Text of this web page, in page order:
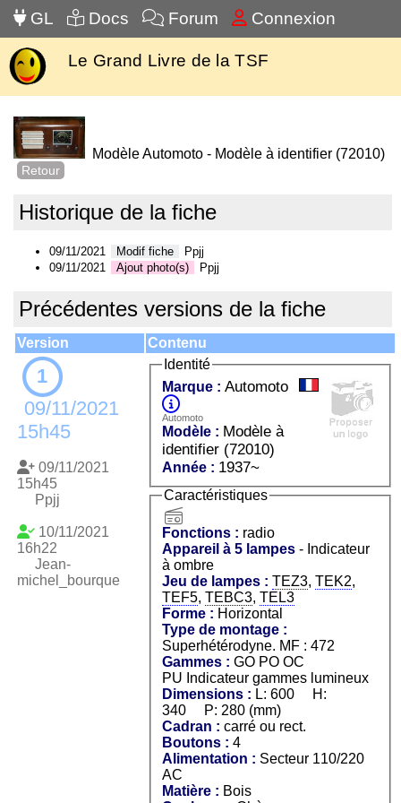
GL Docs Forum Connexion
Le Grand Livre de la TSF
Modèle Automoto - Modèle à identifier (72010)
Retour
Historique de la fiche
09/11/2021 Modif fiche
Ppjj
09/11/2021
Ajout photo(s) Ppjj
Précédentes versions de la fiche
Version Contenu
1
09/11/2021
15h45
09/11/2021
15h45
Ppjj
10/11/2021
16h22
Jean-
michel_bourque
Identité
Marque : Automoto
Automoto
Modèle : Modèle à
identifier (72010)
Année : 1937~
Caractéristiques
Fonctions : radio
Appareil à 5 lampes - Indicateur
à ombre
Jeu de lampes : TEZ3, TEK2,
TEF5, TEBC3, TEL3
Forme : Horizontal
Type de montage :
Superhétérodyne. MF : 472
Gammes : GO PO OC
PU Indicateur gammes lumineux
Dimensions : L: 600 H:
340 P: 280 (mm)
Cadran : carré ou rect.
Boutons : 4
Alimentation : Secteur 110/220
AC
Matière : Bois